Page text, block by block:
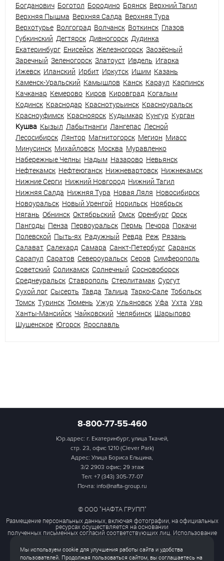
Богданович Боготол Бородино Брянск Верхний Тагил
Верхняя Пышма Верхняя Салда Верхняя Тура
Верхотурье Волгоград Волчанск Воткинск Глазов
Губкинский Дегтярск Дивногорск Дудинка
Екатеринбург Енисейск Железногорск Заозёрный
Заречный Зеленогорск Златоуст Ивдель Игарка
Ижевск Иланский Ирбит Иркутск Ишим Казань
Каменск-Уральский Камышлов Канск Караул Карпинск
Качканар Кемерово Киров Кировград Когалым
Кодинск Краснодар Краснотурьинск Красноуральск
Красноуфимск Красноярск Кудымкар Кунгур Курган
Кушва Кызыл Лабытнанги Лангепас Лесной
Лесосибирск Лянтор Магнитогорск Мегион Миасс
Минусинск Михайловск Москва Муравленко
Набережные Челны Надым Назарово Невьянск
Нефтекамск Нефтеюганск Нижневартовск Нижнекамск
Нижние Серги Нижний Новгород Нижний Тагил
Нижняя Салда Нижняя Тура Новая Ляля Новосибирск
Новоуральск Новый Уренгой Норильск Ноябрьск
Нягань Обнинск Октябрьский Омск Оренбург Орск
Пангоды Пенза Первоуральск Пермь Печора Покачи
Полевской Пыть-ях Радужный Ревда Реж Рязань
Салават Салехард Самара Санкт-Петербург Саранск
Сарапул Саратов Североуральск Серов Симферополь
Советский Соликамск Солнечный Сосновоборск
Среднеуральск Ставрополь Стерлитамак Сургут
Сухой лог Сысерть Тавда Талица Тарко-Сале Тобольск
Томск Туринск Тюмень Ужур Ульяновск Уфа Ухта Уяр
Ханты-Мансийск Чайковский Челябинск Шарыпово
Шушенское Югорск Ярославль
8-800-77-55-460
Юр.адрес: г. Екатеринбург, улица Ткачей,
стр. 23, офис 1210 (Clever Park)
Адрес: Улица Бориса Ельцина,
3/2 2903 офис; 29 этаж
Тел: +7 (343) 305-77-07
Почта: info@nafta-group.ru
© ООО "НАФТА ГРУПП"
Размещение персональных данных, включая фотографии, на официальных
ресурсах осуществляется на основании
полученных письменных согласий соответствующих лиц. Использование
этих материалов третьими лицами
Политика обработки персональных данных
Мы используем cookie для улучшения работы сайта и удобства
пользователей. Продолжая пользоваться сайтом, вы соглашаетесь на